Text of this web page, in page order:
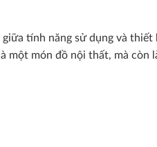
tính năng sử dụng và
một món đồ nội thất, mà còn